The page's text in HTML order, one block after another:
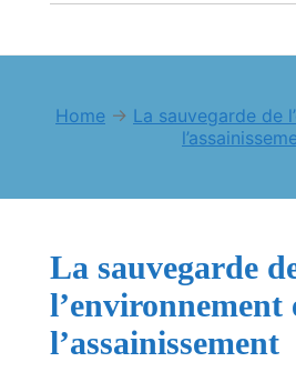
Home → La sauvegarde de
La sauvegarde
l’environnement
l’assainissement